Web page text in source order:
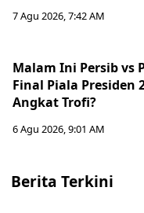
7 Agu 2026, 7:42 AM
Malam Ini Persib vs
Final Piala Presiden
Angkat Trofi?
6 Agu 2026, 9:01 AM
Berita Terkini